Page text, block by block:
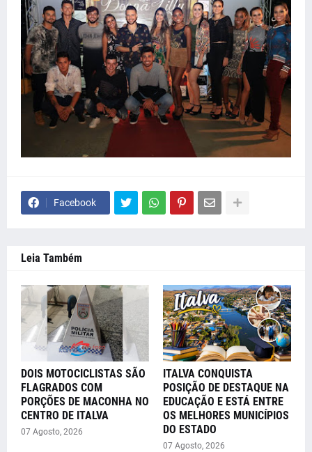
Facebook
Leia Também
DOIS MOTOCICLISTAS SÃO
FLAGRADOS COM
PORÇÕES DE MACONHA NO
CENTRO DE ITALVA
07 Agosto, 2026
ITALVA CONQUISTA
POSIÇÃO DE DESTAQUE NA
EDUCAÇÃO E ESTÁ ENTRE
OS MELHORES MUNICÍPIOS
DO ESTADO
07 Agosto, 2026